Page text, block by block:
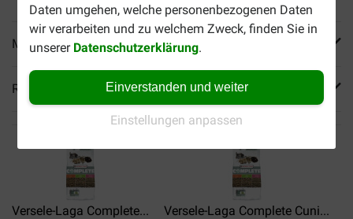
Daten umgehen, welche personenbezogenen Daten
wir verarbeiten und zu welchem Zweck, finden Sie in
unserer Datenschutzerklärung.
Einverstanden und weiter
Einstellungen anpassen
Mehr Produktinfos
Reviews
Versele-Laga Complete... Versele-Laga Complete Cuni...